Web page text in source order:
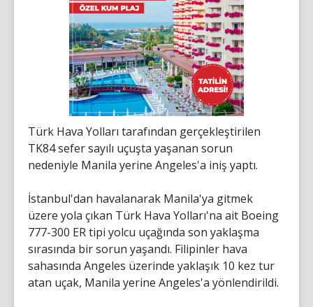
Türk Hava Yolları tarafından gerçekleştirilen
TK84 sefer sayılı uçuşta yaşanan sorun
nedeniyle Manila yerine Angeles'a iniş yaptı.
İstanbul'dan havalanarak Manila'ya gitmek
üzere yola çıkan Türk Hava Yolları'na ait Boeing
777-300 ER tipi yolcu uçağında son yaklaşma
sırasında bir sorun yaşandı. Filipinler hava
sahasında Angeles üzerinde yaklaşık 10 kez tur
atan uçak, Manila yerine Angeles'a yönlendirildi.